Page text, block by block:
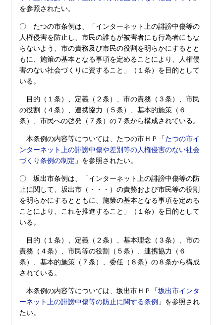
を参照されたい。
〇 たつの市条例は、「インターネット上の誹謗中傷等の
人権侵害を防止し、市民の誰もが被害者にも行為者にもな
らないよう、市の責務及び市民の役割を明らかにするとと
もに、施策の基本となる事項を定めることにより、人権侵
害のない社会づくりに資すること」（１条）を目的として
いる。
目的（１条）、定義（２条）、市の責務（３条）、市民
の役割（４条）、連携協力（５条）、基本的施策（６
条）、市民への啓発（７条）の７条から構成されている。
本条例の内容等については、たつの市ＨＰ「たつの市イ
ンターネット上の誹謗中傷や差別等の人権侵害のない社会
づくり条例の制定 」を参照されたい。
〇 坂出市条例は、「インターネット上の誹謗中傷等の防
止に関して、坂出市（・・・）の責務および市民等の役割
を明らかにするとともに、施策の基本となる事項を定める
ことにより、これを推進すること」（１条）を目的として
いる。
目的（１条）、定義（２条）、基本理念（３条）、市の
責務（４条）、市民等の役割（５条）、連携協力（６
条）、基本的施策（７条）、委任（８条）の８条から構成
されている。
本条例の内容等については、坂出市ＨＰ「坂出市インタ
ーネット上の誹謗中傷等の防止に関する条例 」を参照され
たい。